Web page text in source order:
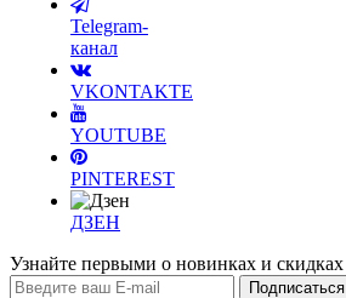
Telegram-
канал
VKONTAKTE
YOUTUBE
PINTEREST
ДЗЕН
Узнайте первыми о новинках и скидках
Подписаться